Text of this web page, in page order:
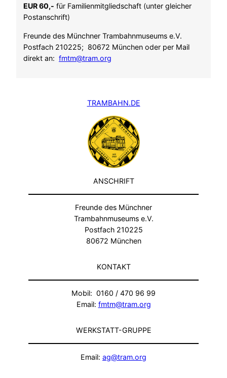
EUR 60,- für Familienmitgliedschaft (unter gleicher
Postanschrift)
Freunde des Münchner Trambahnmuseums e.V.
Postfach 210225; 80672 München oder per Mail
direkt an: fmtm@tram.org
TRAMBAHN.DE
ANSCHRIFT
Freunde des Münchner
Trambahnmuseums e.V.
Postfach 210225
80672 München
KONTAKT
Mobil: 0160 / 470 96 99
Email: fmtm@tram.org
WERKSTATT-GRUPPE
Email: ag@tram.org